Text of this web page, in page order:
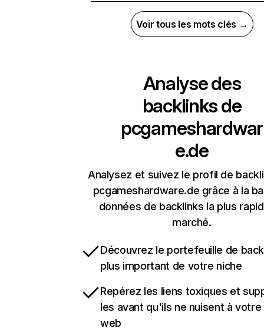
Voir tous les mots clés →
Analyse des
backlinks de
pcgameshardwar
e.de
Analysez et suivez le profil de
pcgameshardware.de grâce à la
données de backlinks la plus
marché.
Découvrez le portefeuille de
plus important de votre niche
Repérez les liens toxiques et
les avant qu'ils ne nuisent à
web